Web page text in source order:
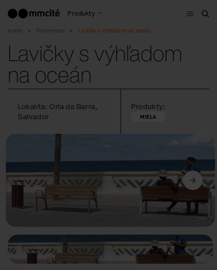
Produkty
Menu
Home Referencie Lavičky s výhľadom na oceán
Lavičky s výhľadom
na oceán
Lokalita: Orla da Barra,
Salvador
Produkty:
MIELA
Predchádzajúci Ďalší